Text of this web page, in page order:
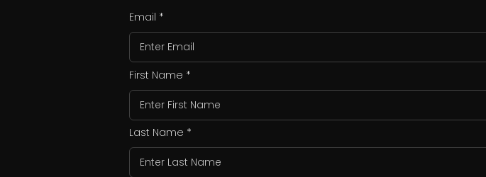
Email
First Name
Last Name